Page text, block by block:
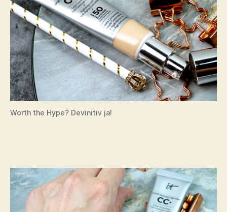
Worth the Hype? Devinitiv ja!